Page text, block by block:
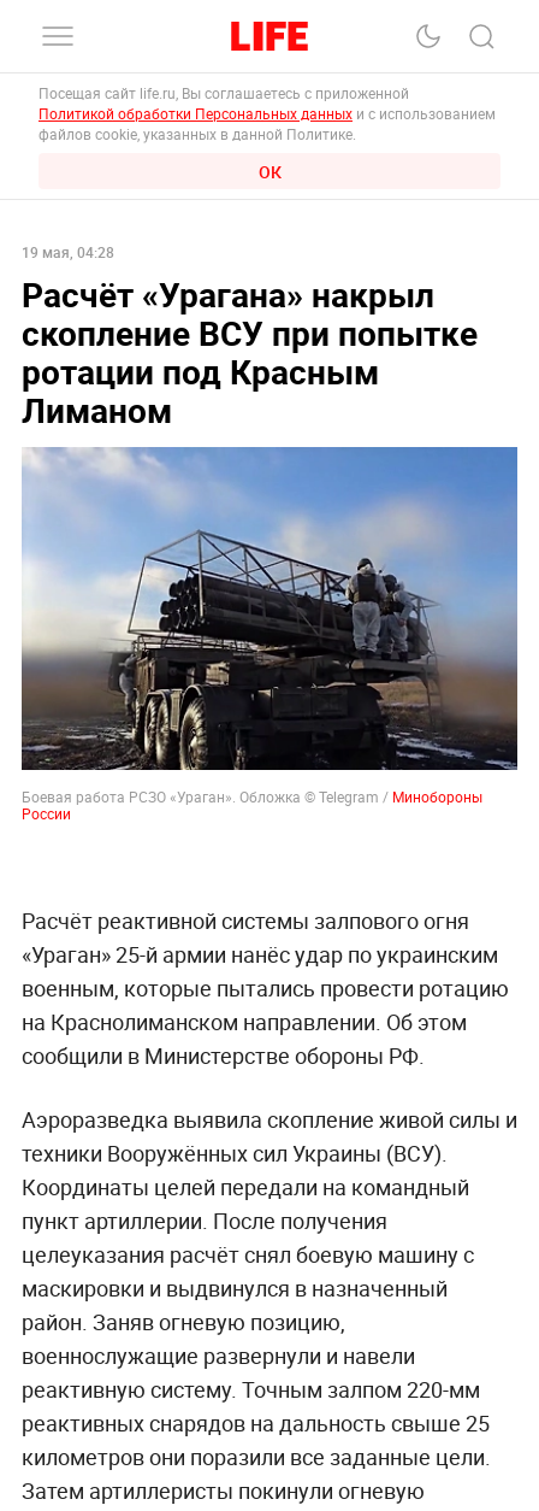
Посещая сайт life.ru, Вы соглашаетесь с приложенной
Политикой обработки Персональных данных и с использованием
файлов cookie, указанных в данной Политике.
ОК
19 мая, 04:28
Расчёт «Урагана» накрыл
скопление ВСУ при попытке
ротации под Красным
Лиманом
Боевая работа РСЗО «Ураган». Обложка © Telegram / Минобороны
России
Расчёт реактивной системы залпового огня
«Ураган» 25-й армии нанёс удар по украинским
военным, которые пытались провести ротацию
на Краснолиманском направлении. Об этом
сообщили в Министерстве обороны РФ.
Аэроразведка выявила скопление живой силы и
техники Вооружённых сил Украины (ВСУ).
Координаты целей передали на командный
пункт артиллерии. После получения
целеуказания расчёт снял боевую машину с
маскировки и выдвинулся в назначенный
район. Заняв огневую позицию,
военнослужащие развернули и навели
реактивную систему. Точным залпом 220-мм
реактивных снарядов на дальность свыше 25
километров они поразили все заданные цели.
Затем артиллеристы покинули огневую